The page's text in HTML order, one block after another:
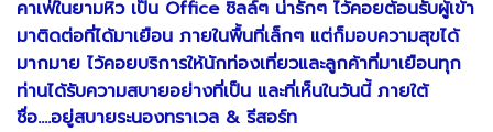
คาเฟ่ในยามหิว เป็น Office ชิลล์ๆ น่ารักๆ ไว้คอยต้อนรับผู้เข้า
มาติดต่อที่ได้มาเยือน ภายในพื้นที่เล็กๆ แต่ก็มอบความสุขได้
มากมาย ไว้คอยบริการให้นักท่องเที่ยวและลูกค้าที่มาเยือนทุก
ท่านได้รับความสบายอย่างที่เป็น และที่เห็นในวันนี้ ภายใต้
ชื่อ....อยู่สบายระนองทราเวล & รีสอร์ท